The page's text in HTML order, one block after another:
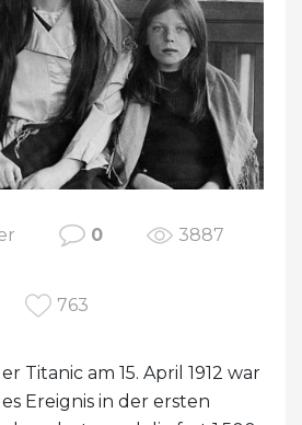
0 3887
763
Titanic am 15. April 1912 war
Ereignis in der ersten